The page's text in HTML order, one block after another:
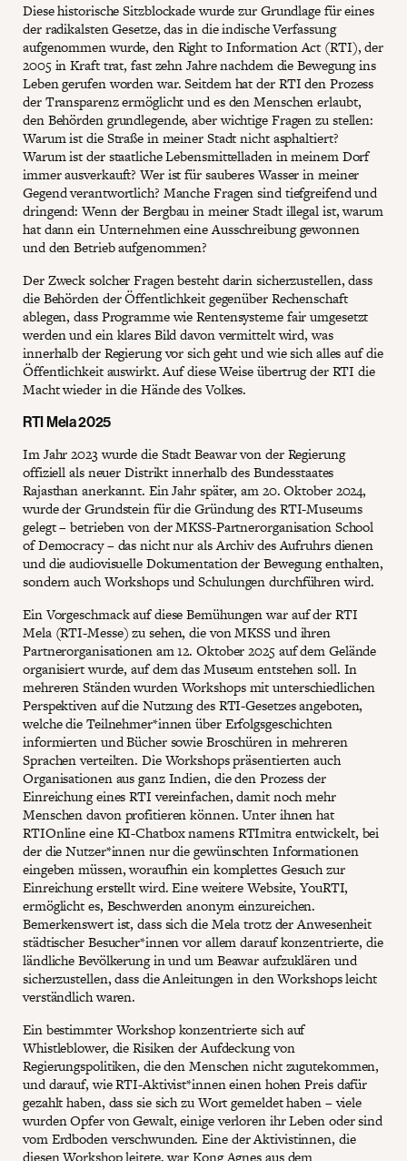
Diese historische Sitzblockade wurde zur Grundlage für eines
der radikalsten Gesetze, das in die indische Verfassung
aufgenommen wurde, den Right to Information Act (RTI), der
2005 in Kraft trat, fast zehn Jahre nachdem die Bewegung ins
Leben gerufen worden war. Seitdem hat der RTI den Prozess
der Transparenz ermöglicht und es den Menschen erlaubt,
den Behörden grundlegende, aber wichtige Fragen zu stellen:
Warum ist die Straße in meiner Stadt nicht asphaltiert?
Warum ist der staatliche Lebensmittelladen in meinem Dorf
immer ausverkauft? Wer ist für sauberes Wasser in meiner
Gegend verantwortlich? Manche Fragen sind tiefgreifend und
dringend: Wenn der Bergbau in meiner Stadt illegal ist, warum
hat dann ein Unternehmen eine Ausschreibung gewonnen
und den Betrieb aufgenommen?
Der Zweck solcher Fragen besteht darin sicherzustellen, dass
die Behörden der Öffentlichkeit gegenüber Rechenschaft
ablegen, dass Programme wie Rentensysteme fair umgesetzt
werden und ein klares Bild davon vermittelt wird, was
innerhalb der Regierung vor sich geht und wie sich alles auf die
Öffentlichkeit auswirkt. Auf diese Weise übertrug der RTI die
Macht wieder in die Hände des Volkes.
RTI Mela 2025
Im Jahr 2023 wurde die Stadt Beawar von der Regierung
offiziell als neuer Distrikt innerhalb des Bundesstaates
Rajasthan anerkannt. Ein Jahr später, am 20. Oktober 2024,
wurde der Grundstein für die Gründung des RTI-Museums
gelegt – betrieben von der MKSS-Partnerorganisation School
of Democracy – das nicht nur als Archiv des Aufruhrs dienen
und die audiovisuelle Dokumentation der Bewegung enthalten,
sondern auch Workshops und Schulungen durchführen wird.
Ein Vorgeschmack auf diese Bemühungen war auf der RTI
Mela (RTI-Messe) zu sehen, die von MKSS und ihren
Partnerorganisationen am 12. Oktober 2025 auf dem Gelände
organisiert wurde, auf dem das Museum entstehen soll. In
mehreren Ständen wurden Workshops mit unterschiedlichen
Perspektiven auf die Nutzung des RTI-Gesetzes angeboten,
welche die Teilnehmer*innen über Erfolgsgeschichten
informierten und Bücher sowie Broschüren in mehreren
Sprachen verteilten. Die Workshops präsentierten auch
Organisationen aus ganz Indien, die den Prozess der
Einreichung eines RTI vereinfachen, damit noch mehr
Menschen davon profitieren können. Unter ihnen hat
RTIOnline eine KI-Chatbox namens RTImitra entwickelt, bei
der die Nutzer*innen nur die gewünschten Informationen
eingeben müssen, woraufhin ein komplettes Gesuch zur
Einreichung erstellt wird. Eine weitere Website, YouRTI,
ermöglicht es, Beschwerden anonym einzureichen.
Bemerkenswert ist, dass sich die Mela trotz der Anwesenheit
städtischer Besucher*innen vor allem darauf konzentrierte, die
ländliche Bevölkerung in und um Beawar aufzuklären und
sicherzustellen, dass die Anleitungen in den Workshops leicht
verständlich waren.
Ein bestimmter Workshop konzentrierte sich auf
Whistleblower, die Risiken der Aufdeckung von
Regierungspolitiken, die den Menschen nicht zugutekommen,
und darauf, wie RTI-Aktivist*innen einen hohen Preis dafür
gezahlt haben, dass sie sich zu Wort gemeldet haben – viele
wurden Opfer von Gewalt, einige verloren ihr Leben oder sind
vom Erdboden verschwunden. Eine der Aktivistinnen, die